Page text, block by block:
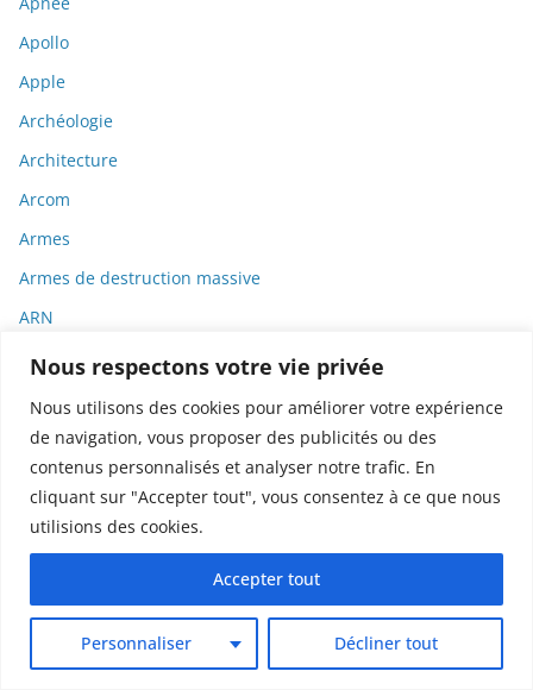
Nous respectons votre vie privée
Nous utilisons des cookies pour améliorer votre expérience
de navigation, vous proposer des publicités ou des
contenus personnalisés et analyser notre trafic. En
cliquant sur "Accepter tout", vous consentez à ce que nous
utilisions des cookies.
Personnaliser Décliner tout
Accepter tout
Apollo
Apple
Archéologie
Architecture
Arcom
Armes
Armes de destruction massive
ARN
ARN messager
Arte
Artemisia
Arts textiles
Assemblée Nationale